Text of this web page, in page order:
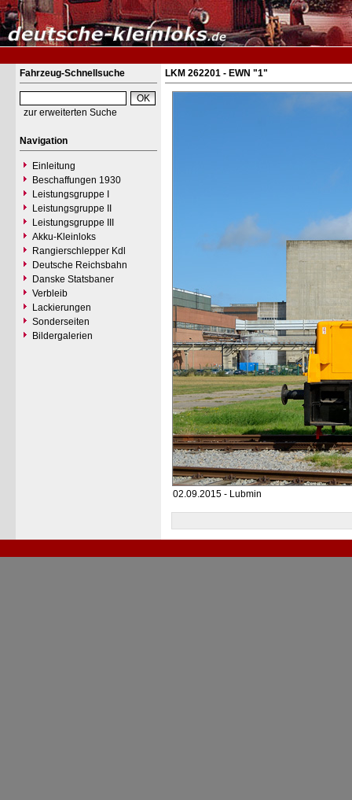
Fahrzeug-Schnellsuche
zur erweiterten Suche
Navigation
Einleitung
Beschaffungen 1930
Leistungsgruppe I
Leistungsgruppe II
Leistungsgruppe III
Akku-Kleinloks
Rangierschlepper Kdl
Deutsche Reichsbahn
Danske Statsbaner
Verbleib
Lackierungen
Sonderseiten
Bildergalerien
LKM 262201 - EWN "1"
02.09.2015 - Lubmin